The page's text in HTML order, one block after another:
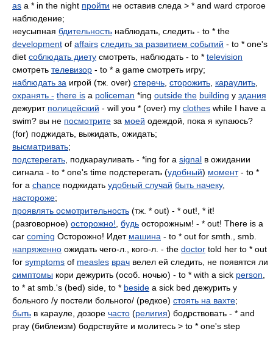
as a * in the night пройти не оставив следа > * and ward строгое
наблюдение;
неусыпная бдительность наблюдать, следить - to * the
development of affairs следить за развитием событий - to * one's
diet соблюдать диету смотреть, наблюдать - to * television
смотреть телевизор - to * a game смотреть игру;
наблюдать за игрой (тж. over) стеречь сторожить караулить
охранять - there is a policeman *ing outside the building у здания
дежурит полицейский - will you * (over) my clothes while I have a
swim? вы не посмотрите за моей одеждой, пока я купаюсь?
(for) поджидать, выжидать, ожидать;
высматривать;
подстерегать , подкарауливать - *ing for a signal в ожидании
сигнала - to * one's time подстерегать (удобный) момент- to *
for a chance поджидать удобный случай быть начеку,
настороже;
проявлять осмотрительность (тж. * out) - * out!, * it!
(разговорное) осторожно! будь осторожным! - * out! There is a
car coming Осторожно! Идет машина - to * out for smth., smb.
напряженно ожидать чего-л., кого-л. - the doctor told her to * out
for symptoms of measles врач велел ей следить, не появятся ли
симптомы кори дежурить (особ. ночью) - to * with a sick person
to * at smb.'s (bed) side, to * beside a sick bed дежурить у
больного /у постели больного/ (редкое) стоять на вахте;
быть в карауле, дозоре часто (религия) бодрствовать - * and
pray (библеизм) бодрствуйте и молитесь > to * one's step